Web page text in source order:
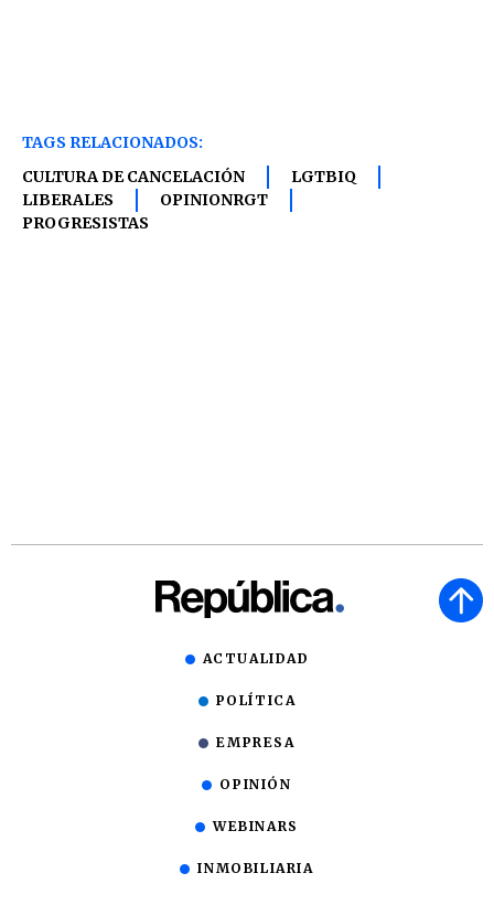
TAGS RELACIONADOS:
CULTURA DE CANCELACIÓN
LGTBIQ
LIBERALES
OPINIONRGT
PROGRESISTAS
ACTUALIDAD
POLÍTICA
EMPRESA
OPINIÓN
WEBINARS
INMOBILIARIA